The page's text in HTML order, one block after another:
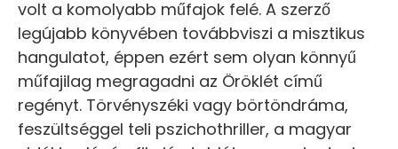
volt a komolyabb műfajok felé. A szerző
legújabb könyvében továbbviszi a misztikus
hangulatot, éppen ezért sem olyan könnyű
műfajilag megragadni az Öröklét című
regényt. Törvényszéki vagy börtöndráma,
feszültséggel teli pszichothriller, a magyar